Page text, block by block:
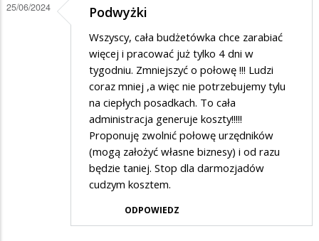
25/06/2024 Podwyżki
Wszyscy, cała budżetówka chce zarabiać
więcej i pracować już tylko 4 dni w
tygodniu. Zmniejszyć o połowę !!! Ludzi
coraz mniej ,a więc nie potrzebujemy tylu
na ciepłych posadkach. To cała
administracja generuje koszty!!!!!
Proponuję zwolnić połowę urzędników
(mogą założyć własne biznesy) i od razu
będzie taniej. Stop dla darmozjadów
cudzym kosztem.
ODPOWIEDZ